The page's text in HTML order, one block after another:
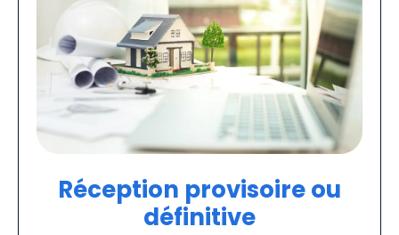
Réception provisoire ou
définitive